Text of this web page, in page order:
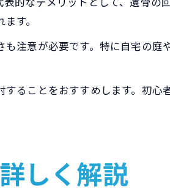
す。
注意が必要です。特に自宅の庭
ることをおすすめします。初心
しく解説